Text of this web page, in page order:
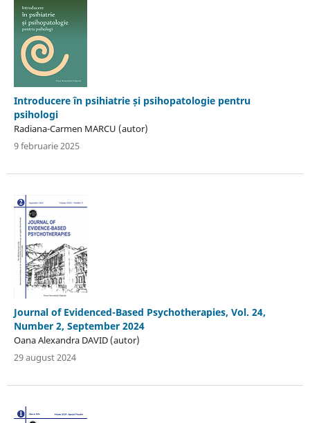
Introducere în psihiatrie și psihopatologie pentru
psihologi
Radiana-Carmen MARCU (autor)
9 februarie 2025
Journal of Evidenced-Based Psychotherapies, Vol. 24,
Number 2, September 2024
Oana Alexandra DAVID (autor)
29 august 2024